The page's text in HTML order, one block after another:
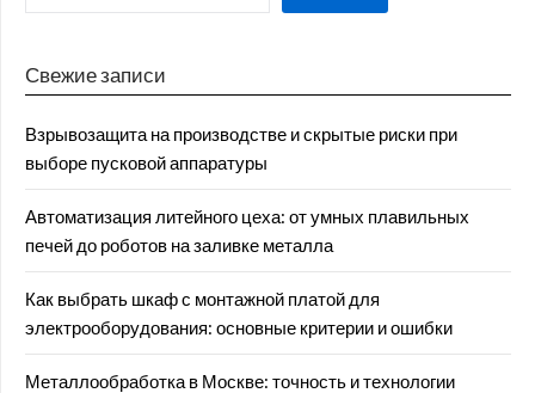
Свежие записи
Взрывозащита на производстве и скрытые риски при
выборе пусковой аппаратуры
Автоматизация литейного цеха: от умных плавильных
печей до роботов на заливке металла
Как выбрать шкаф с монтажной платой для
электрооборудования: основные критерии и ошибки
Металлообработка в Москве: точность и технологии